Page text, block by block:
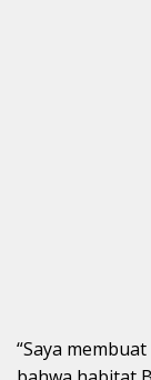
“Saya